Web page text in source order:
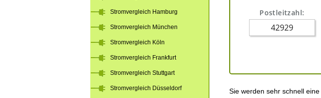
Postleitzahl:
Sie werden sehr schnell eine
Stromvergleich Hamburg
Stromvergleich München
Stromvergleich Köln
Stromvergleich Frankfurt
Stromvergleich Stuttgart
Stromvergleich Düsseldorf